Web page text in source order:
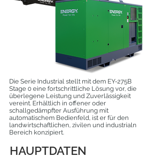
Die Serie Industrial stellt mit dem EY-275B
Stage 0 eine fortschrittliche Lösung vor, die
überlegene Leistung und Zuverlässigkeit
vereint. Erhältlich in offener oder
schallgedämpfter Ausführung mit
automatischem Bedienfeld, ist er für den
landwirtschaftlichen, zivilen und industrialn
Bereich konzipiert.
HAUPTDATEN